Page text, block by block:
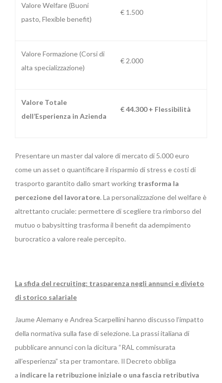
Valore Welfare (Buoni
pasto, Flexible benefit)
€ 1.500
Valore Formazione (Corsi di
alta specializzazione)
€ 2.000
Valore Totale
dell’Esperienza in Azienda
€ 44.300 + Flessibilità
Presentare un master dal valore di mercato di 5.000 euro
come un asset o quantificare il risparmio di stress e costi di
trasporto garantito dallo smart working trasforma la
percezione del lavoratore. La personalizzazione del welfare è
altrettanto cruciale: permettere di scegliere tra rimborso del
mutuo o babysitting trasforma il benefit da adempimento
burocratico a valore reale percepito.
La sfida del recruiting: trasparenza negli annunci e divieto
di storico salariale
Jaume Alemany e Andrea Scarpellini hanno discusso l’impatto
della normativa sulla fase di selezione. La prassi italiana di
pubblicare annunci con la dicitura “RAL commisurata
all’esperienza” sta per tramontare. Il Decreto obbliga
a indicare la retribuzione iniziale o una fascia retributiva